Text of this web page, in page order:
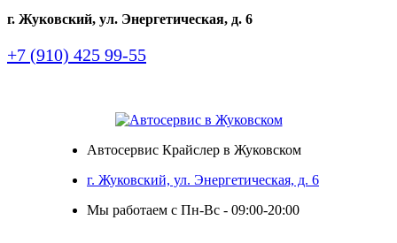
г. Жуковский, ул. Энергетическая, д. 6
+7 (910) 425 99-55
Автосервис Крайслер в Жуковском
г. Жуковский, ул. Энергетическая, д. 6
Мы работаем с Пн-Вc - 09:00-20:00